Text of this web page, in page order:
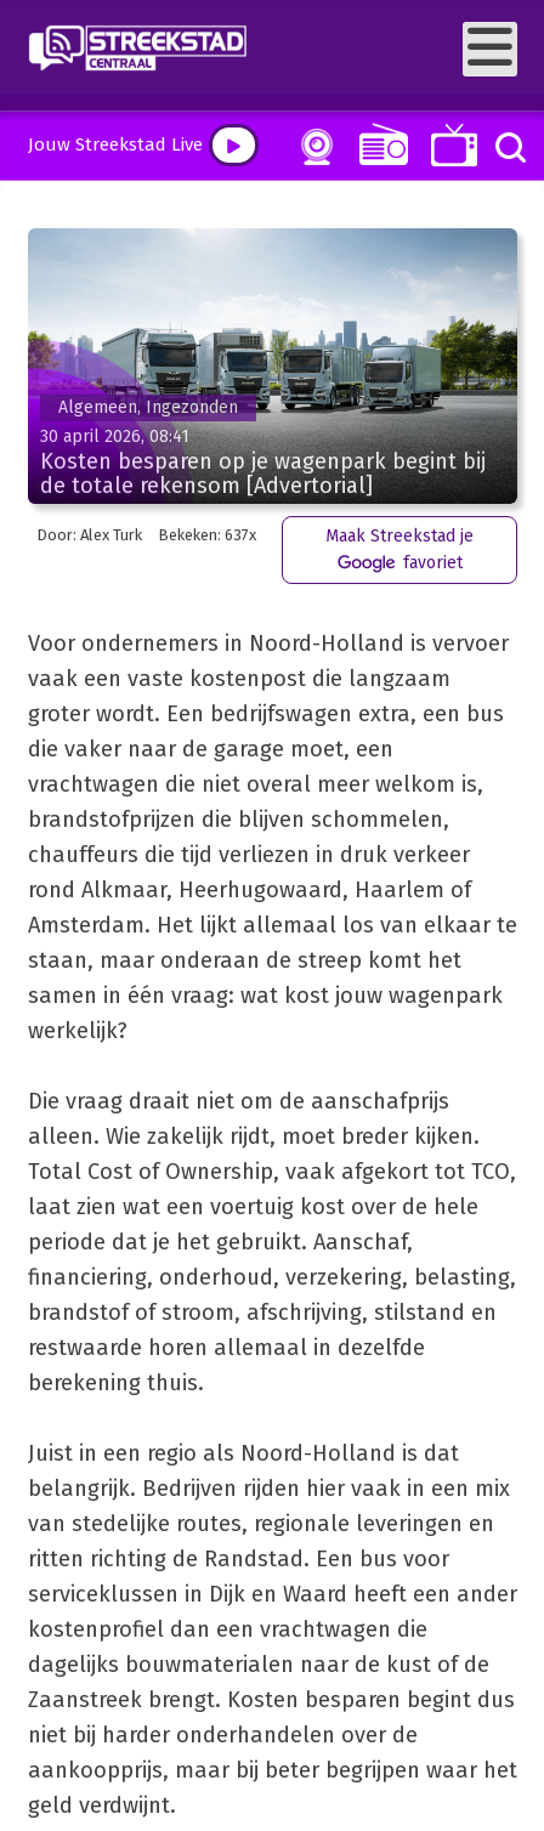
Jouw Streekstad Live
Algemeen, Ingezonden
30 april 2026, 08:41
Kosten besparen op je wagenpark begint bij
de totale rekensom [Advertorial]
Door: Alex Turk Bekeken: 637x
Maak Streekstad je
favoriet
Voor ondernemers in Noord-Holland is vervoer
vaak een vaste kostenpost die langzaam
groter wordt. Een bedrijfswagen extra, een bus
die vaker naar de garage moet, een
vrachtwagen die niet overal meer welkom is,
brandstofprijzen die blijven schommelen,
chauffeurs die tijd verliezen in druk verkeer
rond Alkmaar, Heerhugowaard, Haarlem of
Amsterdam. Het lijkt allemaal los van elkaar te
staan, maar onderaan de streep komt het
samen in één vraag: wat kost jouw wagenpark
werkelijk?
Die vraag draait niet om de aanschafprijs
alleen. Wie zakelijk rijdt, moet breder kijken.
Total Cost of Ownership, vaak afgekort tot TCO,
laat zien wat een voertuig kost over de hele
periode dat je het gebruikt. Aanschaf,
financiering, onderhoud, verzekering, belasting,
brandstof of stroom, afschrijving, stilstand en
restwaarde horen allemaal in dezelfde
berekening thuis.
Juist in een regio als Noord-Holland is dat
belangrijk. Bedrijven rijden hier vaak in een mix
van stedelijke routes, regionale leveringen en
ritten richting de Randstad. Een bus voor
serviceklussen in Dijk en Waard heeft een ander
kostenprofiel dan een vrachtwagen die
dagelijks bouwmaterialen naar de kust of de
Zaanstreek brengt. Kosten besparen begint dus
niet bij harder onderhandelen over de
aankoopprijs, maar bij beter begrijpen waar het
geld verdwijnt.